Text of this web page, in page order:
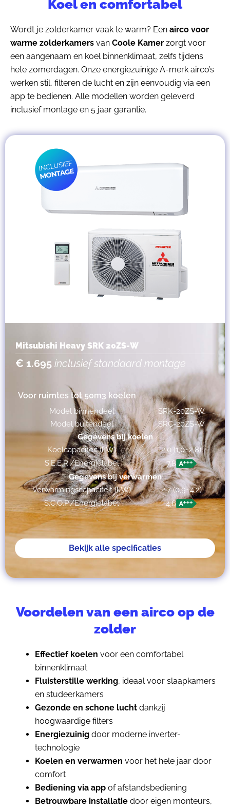
Koel en comfortabel
Wordt je zolderkamer vaak te warm? Een airco voor
warme zolderkamers van Coole Kamer zorgt voor
een aangenaam en koel binnenklimaat, zelfs tijdens
hete zomerdagen. Onze energiezuinige A-merk airco’s
werken stil, filteren de lucht en zijn eenvoudig via een
app te bedienen. Alle modellen worden geleverd
inclusief montage en 5 jaar garantie.
Mitsubishi Heavy SRK 20ZS-W
€ 1.695 inclusief standaard montage
Voor ruimtes tot 50m3 koelen
Model binnendeel
SRK-20ZS-W
Model buitendeel
SRC-20ZS-W
Gegevens bij koelen
Koelcapaciteit (kW)
2,0 (1,0~2,8)
S.E.E.R./Energielabel
7,8
Gegevens bij verwarmen
Verwarmingscapaciteit (kW)
2,7 (0,9~4,2)
S.C.O.P./Energielabel
4,6
Bekijk alle specificaties
Voordelen van een airco op de
zolder
Effectief koelen voor een comfortabel
binnenklimaat
Fluisterstille werking, ideaal voor slaapkamers
en studeerkamers
Gezonde en schone lucht dankzij
hoogwaardige filters
Energiezuinig door moderne inverter-
technologie
Koelen en verwarmen voor het hele jaar door
comfort
Bediening via app of afstandsbediening
Betrouwbare installatie door eigen monteurs,